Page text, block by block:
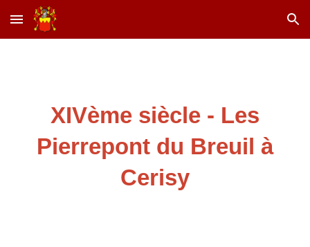
Skip to main content Skip to navigation
XIVème siècle - Les
Pierrepont du Breuil à
Cerisy